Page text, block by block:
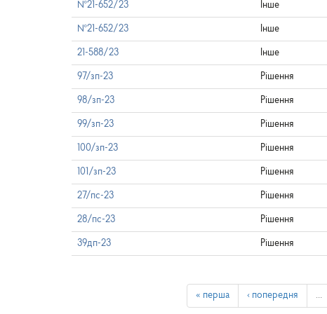
№21-652/23 Інше
№21-652/23 Інше
21-588/23 Інше
97/зп-23 Рішення
98/зп-23 Рішення
99/зп-23 Рішення
100/зп-23 Рішення
101/зп-23 Рішення
27/пс-23 Рішення
28/пс-23 Рішення
39дп-23 Рішення
« перша ‹ попередня …